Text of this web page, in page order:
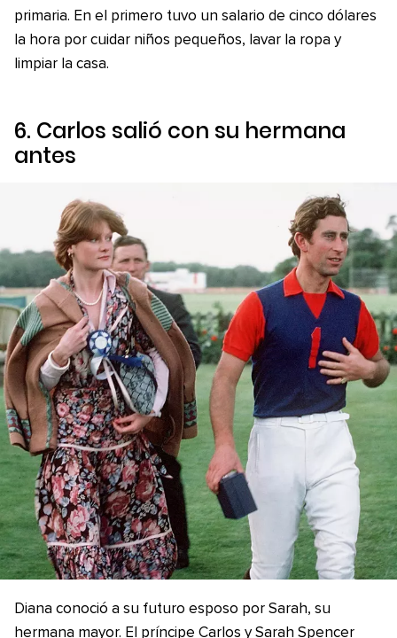
primaria. En el primero tuvo un salario de cinco dólares
la hora por cuidar niños pequeños, lavar la ropa y
limpiar la casa.
6. Carlos salió con su hermana
antes
Diana conoció a su futuro esposo por Sarah, su
hermana mayor. El príncipe Carlos y Sarah Spencer